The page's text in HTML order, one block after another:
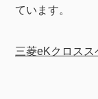
ています。
三菱eKクロスス